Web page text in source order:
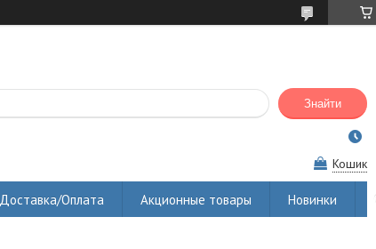
Знайти
Кошик
Доставка/Оплата Акционные товары Новинки